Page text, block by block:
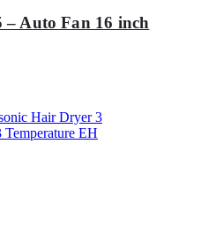
– Auto Fan 16 inch